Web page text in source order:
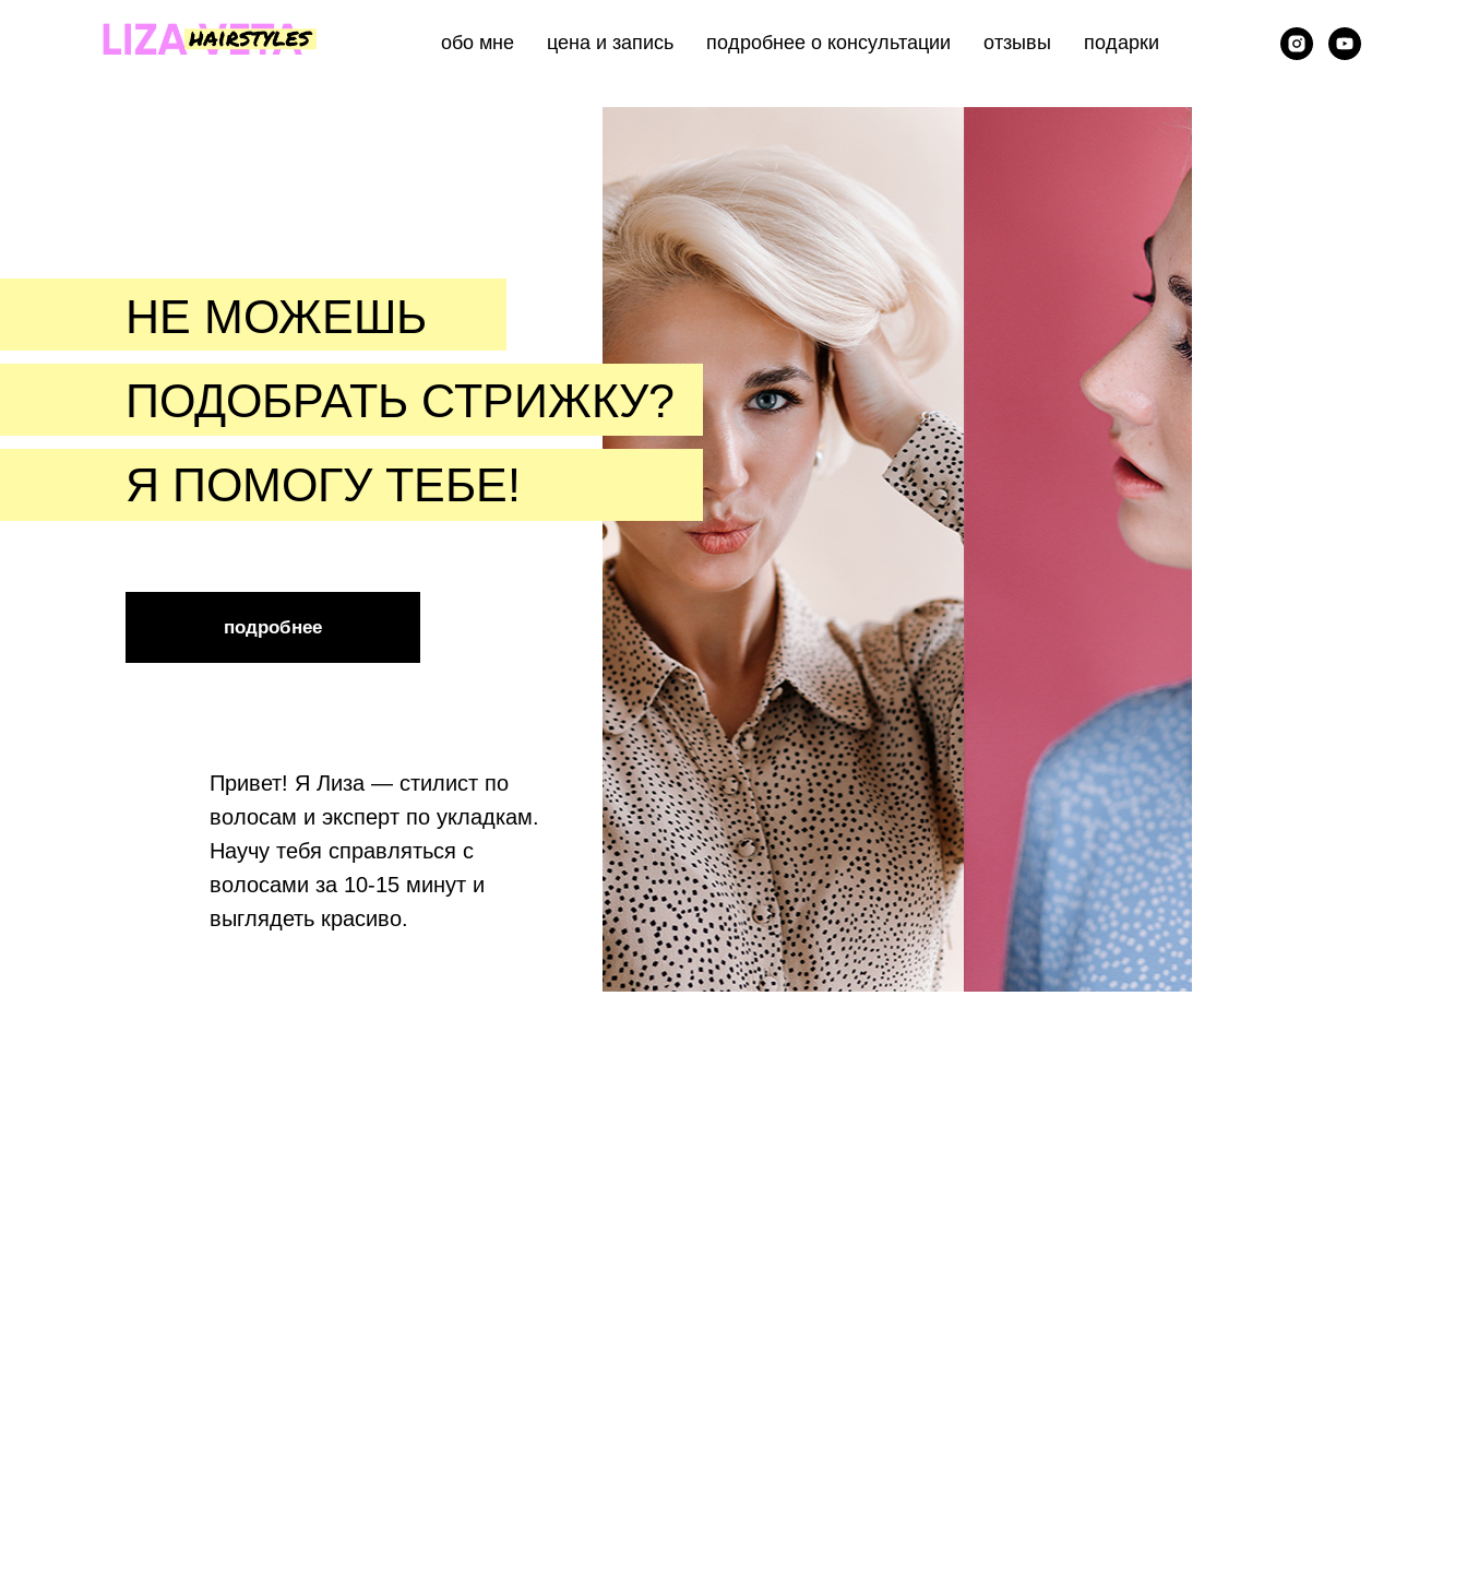
обо мне цена и запись подробнее о консультации отзывы подарки
НЕ МОЖЕШЬ
ПОДОБРАТЬ СТРИЖКУ?
Я ПОМОГУ ТЕБЕ!
подробнее
Привет! Я Лиза — стилист по
волосам и эксперт по укладкам.
Научу тебя справляться с
волосами за 10-15 минут и
выглядеть красиво.